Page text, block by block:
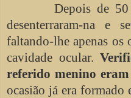
Depois de 50
desenterraram-na e
faltando-lhe apenas os
cavidade ocular.
referido menino
ocasião já era formado